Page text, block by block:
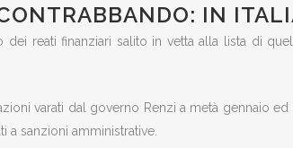
IN
dei reati finanziari salito in vetta alla lista di
varati dal governo Renzi a metà gennaio
a sanzioni amministrative.